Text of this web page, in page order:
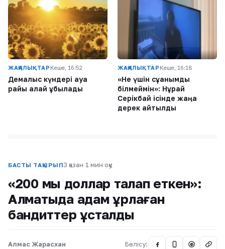
ЖАҢАЛЫҚТАР Кеше, 16:52
Демалыс күндері ауа
райы қалай құбылады
ЖАҢАЛЫҚТАР Кеше, 16:18
«Не үшін сұққанымды
білмеймін»: Нұрай
Серікбай ісінде жаңа
дерек айтылды
БАСТЫ ТАҚЫРЫП3 қазан·1 мин оқу
«200 мың доллар талап еткен»:
Алматыда адам ұрлаған
бандиттер ұсталды
Алмас Жарасхан Бөлісу: @